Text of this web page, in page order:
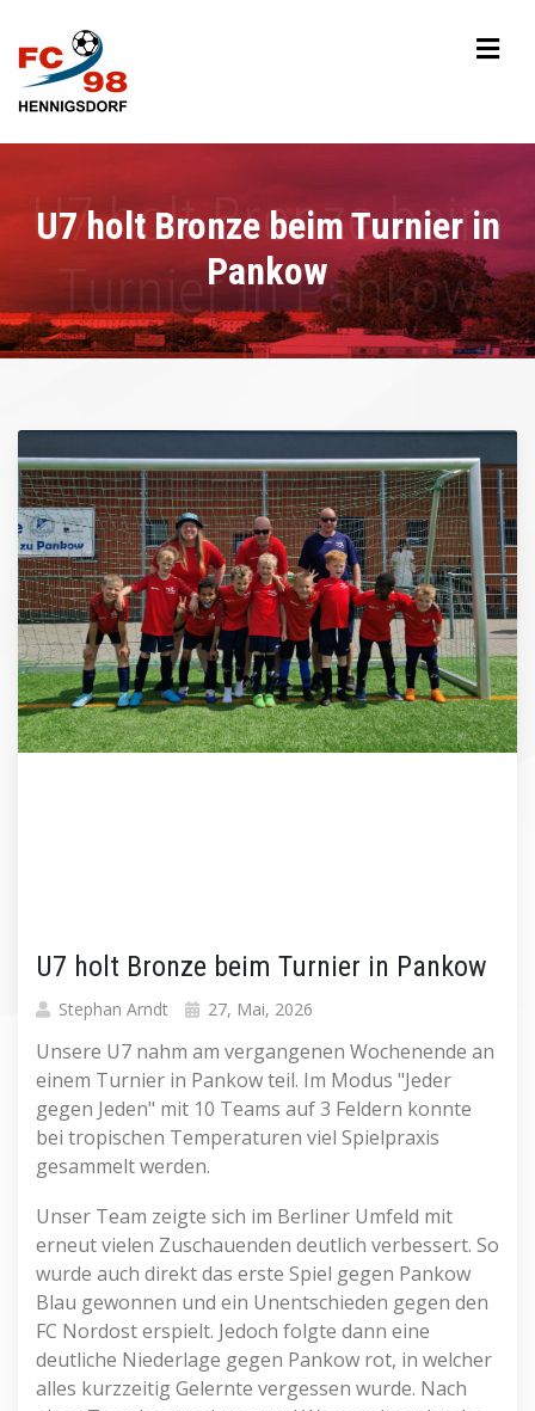
U7 holt Bronze beim Turnier in
Pankow
U7 holt Bronze beim Turnier in Pankow
Stephan Arndt 27, Mai, 2026
Unsere U7 nahm am vergangenen Wochenende an
einem Turnier in Pankow teil. Im Modus "Jeder
gegen Jeden" mit 10 Teams auf 3 Feldern konnte
bei tropischen Temperaturen viel Spielpraxis
gesammelt werden.
Unser Team zeigte sich im Berliner Umfeld mit
erneut vielen Zuschauenden deutlich verbessert. So
wurde auch direkt das erste Spiel gegen Pankow
Blau gewonnen und ein Unentschieden gegen den
FC Nordost erspielt. Jedoch folgte dann eine
deutliche Niederlage gegen Pankow rot, in welcher
alles kurzzeitig Gelernte vergessen wurde. Nach